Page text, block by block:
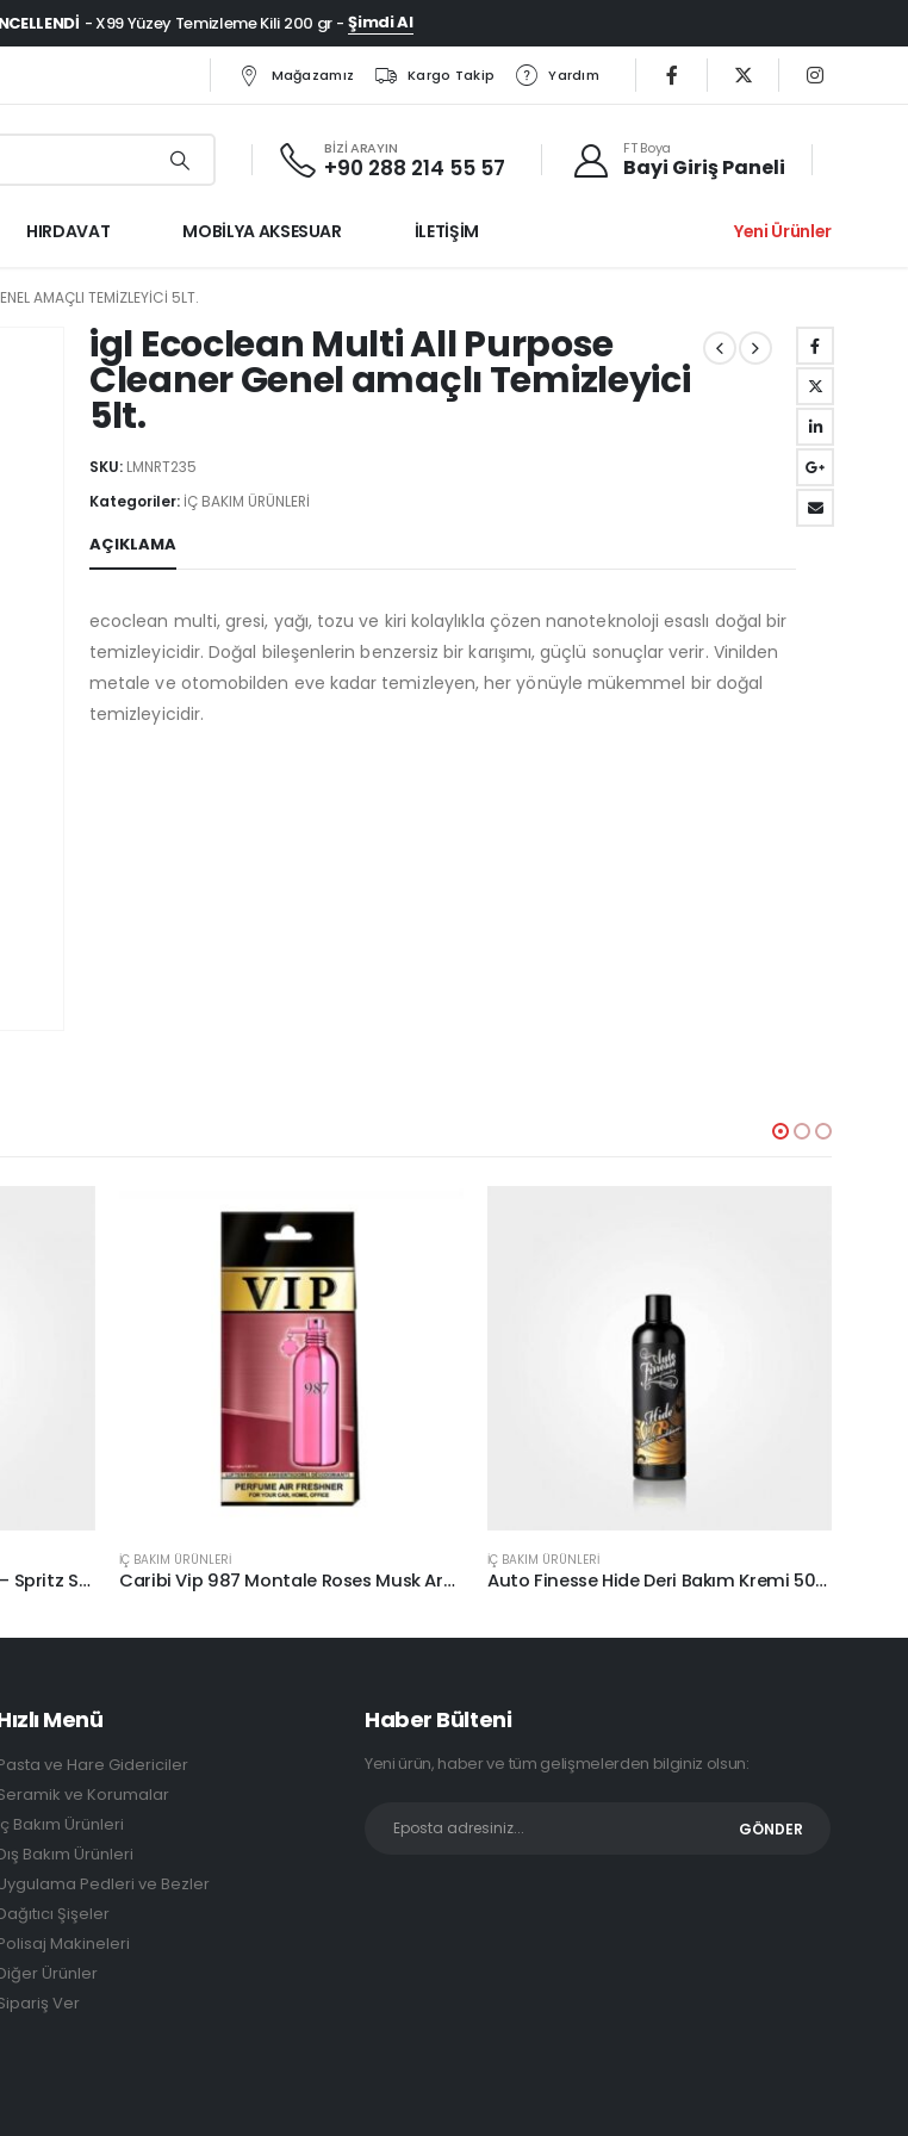
- X99 Yüzey Temizleme Kili 200 gr - Şimdi Al
Mağazamız Kargo Takip Yardım
BİZİ ARAYIN
+90 288 214 55 57
FT Boya
Bayi Giriş Paneli
HIRDAVAT MOBİLYA AKSESUAR İLETİŞİM Yeni Ürünler
AMAÇLI TEMIZLEYICI 5LT.
igl Ecoclean Multi All Purpose
Cleaner Genel amaçlı Temizleyici
5lt.
SKU: LMNRT235
Kategoriler: İÇ BAKIM ÜRÜNLERİ
AÇIKLAMA
ecoclean multi, gresi, yağı, tozu ve kiri kolaylıkla çözen nanoteknoloji esaslı doğal bir
temizleyicidir. Doğal bileşenlerin benzersiz bir karışımı, güçlü sonuçlar verir. Vinilden
metale ve otomobilden eve kadar temizleyen, her yönüyle mükemmel bir doğal
temizleyicidir.
Auto Finesse İç Detay Spreyi – Spritz Strawberry Bonbon – 500 ML
İÇ BAKIM ÜRÜNLERİ
Caribi Vip 987 Montale Roses Musk Araç Kokusu
İÇ BAKIM ÜRÜNLERİ
Auto Finesse Hide Deri Bakım Kremi 500ml.
Menü
ve Hare Gidericiler
ve Korumalar
Bakım Ürünleri
Bakım Ürünleri
Pedleri ve Bezler
Şişeler
Makineleri
Ürünler
Ver
Haber Bülteni
Yeni ürün, haber ve tüm gelişmelerden bilginiz olsun: